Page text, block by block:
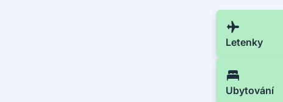
Letenky
Ubytování